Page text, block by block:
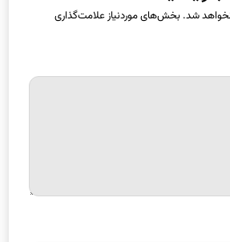
شد. بخش‌های موردنیاز علامت‌گذاری